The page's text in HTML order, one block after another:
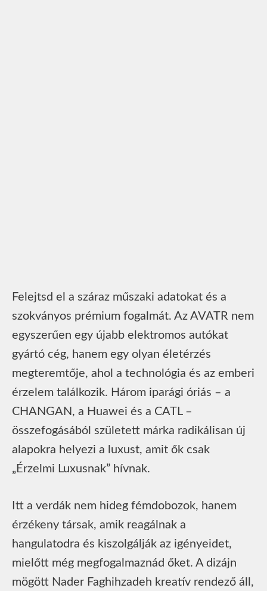
Felejtsd el a száraz műszaki adatokat és a
szokványos prémium fogalmát. Az AVATR nem
egyszerűen egy újabb elektromos autókat
gyártó cég, hanem egy olyan életérzés
megteremtője, ahol a technológia és az emberi
érzelem találkozik. Három iparági óriás – a
CHANGAN, a Huawei és a CATL –
összefogásából született márka radikálisan új
alapokra helyezi a luxust, amit ők csak
„Érzelmi Luxusnak” hívnak.
Itt a verdák nem hideg fémdobozok, hanem
érzékeny társak, amik reagálnak a
hangulatodra és kiszolgálják az igényeidet,
mielőtt még megfogalmaznád őket. A dizájn
mögött Nader Faghihzadeh kreatív rendező áll,